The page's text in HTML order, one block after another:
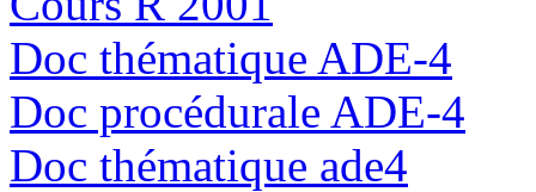
Doc thématique ADE-4
Doc procédurale ADE-4
Doc thématique ade4